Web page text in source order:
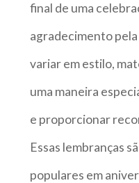
final de uma
agradecimento
variar em estilo,
uma maneira
e proporcionar
Essas lembranças
populares em